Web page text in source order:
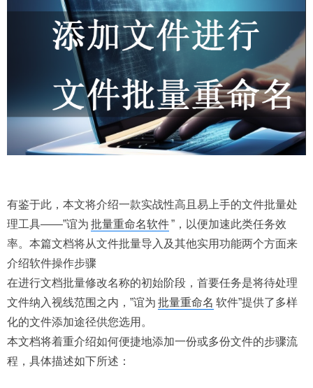
有鉴于此，本文将介绍一款实战性高且易上手的文件批量处
理工具——”谊为 批量重命名软件”，以便加速此类任务效
率。本篇文档将从文件批量导入及其他实用功能两个方面来
介绍软件操作步骤
在进行文档批量修改名称的初始阶段，首要任务是将待处理
文件纳入视线范围之内，”谊为 批量重命名 软件”提供了多样
化的文件添加途径供您选用。
本文档将着重介绍如何便捷地添加一份或多份文件的步骤流
程，具体描述如下所述：